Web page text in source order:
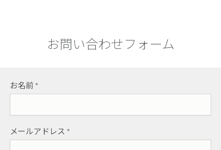
お問い合わせフォーム
お名前 *
メールアドレス *